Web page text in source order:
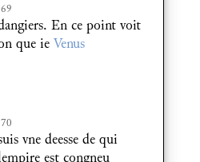
69
En ce point voit
que ie Venus
70
vne deesse de qui
est congneu